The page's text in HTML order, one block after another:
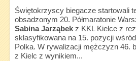
Świętokrzyscy biegacze startowali
obsadzonym 20. Półmaratonie
Sabina Jarząbekz KKL Kielce z
sklasyfikowana na 15. pozycji
Polka. W rywalizacji mężczyzn 46.
z Kielc z wynikiem...